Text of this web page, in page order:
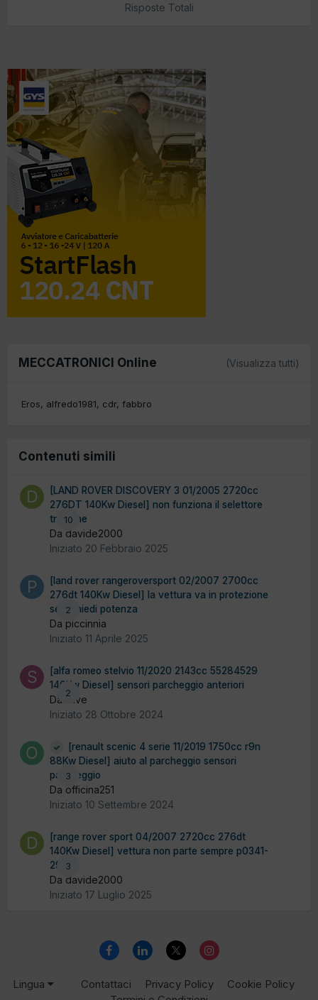
Risposte Totali
MECCATRONICI Online (Visualizza tutti)
Eros alfredo1981 cdr fabbro
Contenuti simili
10
[LAND ROVER DISCOVERY 3 01/2005 2720cc
276DT 140Kw Diesel] non funziona il selettore
trazione
Da davide2000
Iniziato 20 Febbraio 2025
2
[land rover rangeroversport 02/2007 2700cc
276dt 140Kw Diesel] la vettura va in protezione
se li chiedi potenza
Da piccinnia
Iniziato 11 Aprile 2025
2
[alfa romeo stelvio 11/2020 2143cc 55284529
140Kw Diesel] sensori parcheggio anteriori
Da stive
Iniziato 28 Ottobre 2024
3
[renault scenic 4 serie 11/2019 1750cc r9n
88Kw Diesel] aiuto al parcheggio sensori
parcheggio
Da officina251
Iniziato 10 Settembre 2024
3
[range rover sport 04/2007 2720cc 276dt
140Kw Diesel] vettura non parte sempre p0341-
29
Da davide2000
Iniziato 17 Luglio 2025
Lingua Contattaci Privacy Policy
Cookie Policy